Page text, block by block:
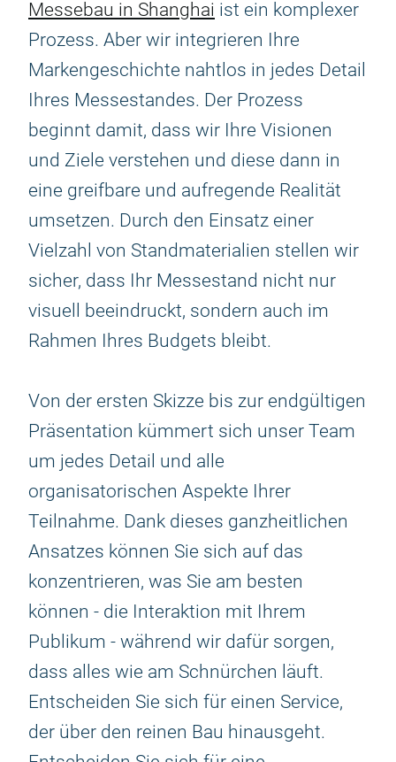
Messebau in Shanghai ist ein komplexer
Prozess. Aber wir integrieren Ihre
Markengeschichte nahtlos in jedes Detail
Ihres Messestandes. Der Prozess
beginnt damit, dass wir Ihre Visionen
und Ziele verstehen und diese dann in
eine greifbare und aufregende Realität
umsetzen. Durch den Einsatz einer
Vielzahl von Standmaterialien stellen wir
sicher, dass Ihr Messestand nicht nur
visuell beeindruckt, sondern auch im
Rahmen Ihres Budgets bleibt.
Von der ersten Skizze bis zur endgültigen
Präsentation kümmert sich unser Team
um jedes Detail und alle
organisatorischen Aspekte Ihrer
Teilnahme. Dank dieses ganzheitlichen
Ansatzes können Sie sich auf das
konzentrieren, was Sie am besten
können - die Interaktion mit Ihrem
Publikum - während wir dafür sorgen,
dass alles wie am Schnürchen läuft.
Entscheiden Sie sich für einen Service,
der über den reinen Bau hinausgeht.